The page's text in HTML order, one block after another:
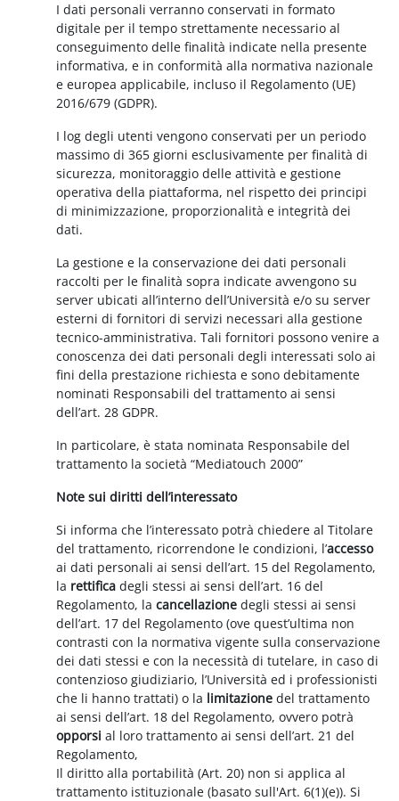
I dati personali verranno conservati in formato
digitale per il tempo strettamente necessario al
conseguimento delle finalità indicate nella presente
informativa, e in conformità alla normativa nazionale
e europea applicabile, incluso il Regolamento (UE)
2016/679 (GDPR).
I log degli utenti vengono conservati per un periodo
massimo di 365 giorni esclusivamente per finalità di
sicurezza, monitoraggio delle attività e gestione
operativa della piattaforma, nel rispetto dei principi
di minimizzazione, proporzionalità e integrità dei
dati.
La gestione e la conservazione dei dati personali
raccolti per le finalità sopra indicate avvengono su
server ubicati all’interno dell’Università e/o su server
esterni di fornitori di servizi necessari alla gestione
tecnico-amministrativa. Tali fornitori possono venire a
conoscenza dei dati personali degli interessati solo ai
fini della prestazione richiesta e sono debitamente
nominati Responsabili del trattamento ai sensi
dell’art. 28 GDPR.
In particolare, è stata nominata Responsabile del
trattamento la società “Mediatouch 2000”
Note sui diritti dell’interessato
Si informa che l’interessato potrà chiedere al Titolare
del trattamento, ricorrendone le condizioni, l’accesso
ai dati personali ai sensi dell’art. 15 del Regolamento,
la rettificadegli stessi ai sensi dell’art. 16 del
Regolamento, lacancellazione degli stessi ai sensi
dell’art. 17 del Regolamento (ove quest’ultima non
contrasti con la normativa vigente sulla conservazione
dei dati stessi e con la necessità di tutelare, in caso di
contenzioso giudiziario, l’Università ed i professionisti
che li hanno trattati) o la limitazione del trattamento
ai sensi dell’art. 18 del Regolamento, ovvero potrà
opporsi al loro trattamento ai sensi dell’art. 21 del
Regolamento,
Il diritto alla portabilità (Art. 20) non si applica al
trattamento istituzionale (basato sull'Art. 6(1)(e)). Si